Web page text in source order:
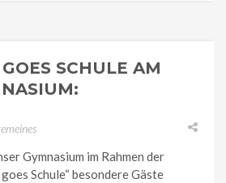
SCHULE AM
Gymnasium im Rahmen der
Schule“ besondere Gäste